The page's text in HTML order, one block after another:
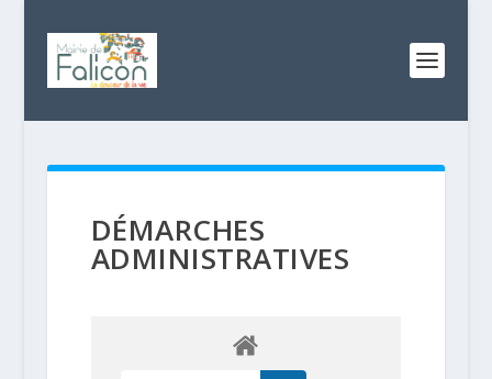
DÉMARCHES
ADMINISTRATIVES